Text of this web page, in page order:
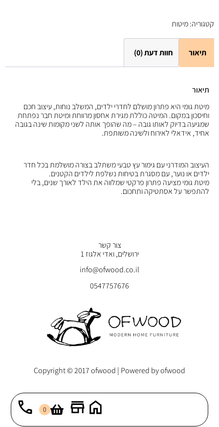
0
קטגוריה:מיטות
תיאור חוות דעת (0)
תיאור
מיטת גומי היא פתרון מושלם לחדרי ילדים, המשלב נוחות, עיצוב חכם
וחיסכון במקום. המיטה כוללת מגירת אחסון מרווחת ומיטת חבר נפתחת
שמגיעה בדיוק לאותו גובה – מה שהופך אותה לשני מקומות שינה בגובה
אחיד, אידאלי לאירוח ולשינה משותפת.
העיצוב המודרני עם גימור עץ טבעי משתלב בצורה מושלמת בכל חדר
ילדים או נוער, עם מסגרת בטיחות נשלפת לילדים הקטנים.
מיטת גומי מציעה פתרון פרקטי שמלווה את הילד לאורך שנים, בלי
להתפשר על אסתטיקה ותחכום.
צור קשר
ירושלים, ואדי אלגוז 1
info@ofwood.co.il
0547757676
Copyright © 2017 ofwood | Powered by ofwood